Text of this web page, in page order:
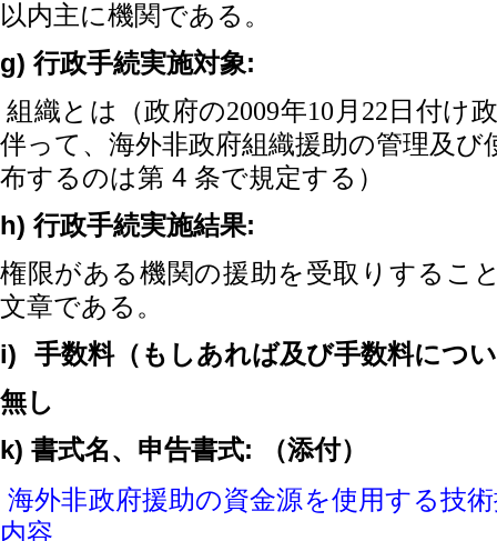
以内主に機関である。
g) 行政手続実施対象:
組織とは（政府の2009年10 月 22 日付け
伴って、海外非政府組織援助の管理及び
布するのは第 4 条で規定する）
h) 行政手続実施結果:
権限がある機関の援助を受取りするこ
文章である。
i)
手数料（もしあれば及び手数料につ
無し
k) 書式名、申告書式:
（添付）
海外非政府援助の資金源を使用する技
内容